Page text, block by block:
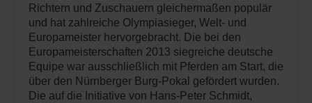
Richtern und Zuschauern gleichermaßen populär
und hat zahlreiche Olympiasieger, Welt- und
Europameister hervorgebracht. Die bei den
Europameisterschaften 2013 siegreiche deutsche
Equipe war ausschließlich mit Pferden am Start, die
über den Nürnberger Burg-Pokal gefördert wurden.
Die auf die Initiative von Hans-Peter Schmidt,